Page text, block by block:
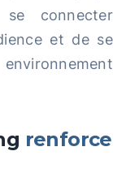
connecter
et de se
renforce